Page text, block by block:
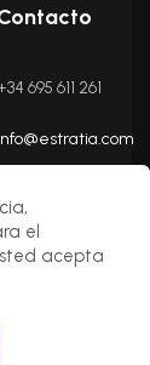
695 611 261
el
acepta